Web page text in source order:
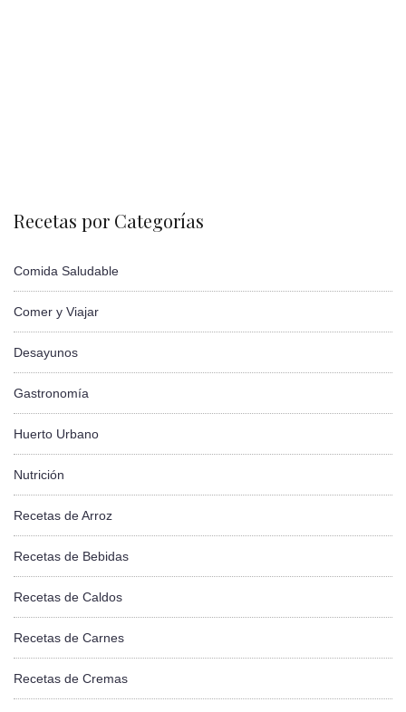
Recetas por Categorías
Comida Saludable
Comer y Viajar
Desayunos
Gastronomía
Huerto Urbano
Nutrición
Recetas de Arroz
Recetas de Bebidas
Recetas de Caldos
Recetas de Carnes
Recetas de Cremas